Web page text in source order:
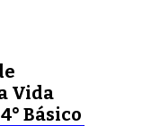
Vida
Básico